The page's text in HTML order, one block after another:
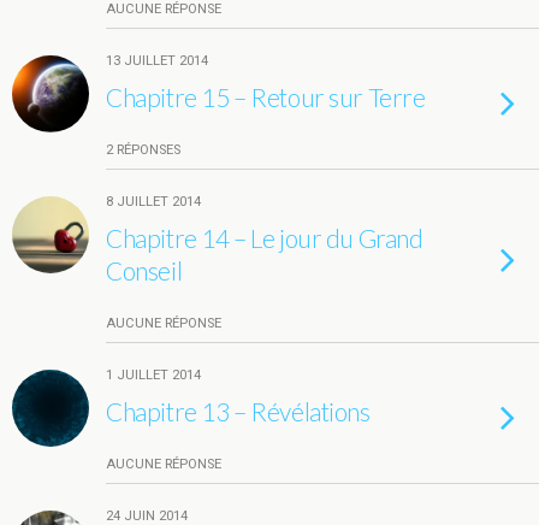
AUCUNE RÉPONSE
13 JUILLET 2014
Chapitre 15 – Retour sur Terre
2 RÉPONSES
8 JUILLET 2014
Chapitre 14 – Le jour du Grand
Conseil
AUCUNE RÉPONSE
1 JUILLET 2014
Chapitre 13 – Révélations
AUCUNE RÉPONSE
24 JUIN 2014